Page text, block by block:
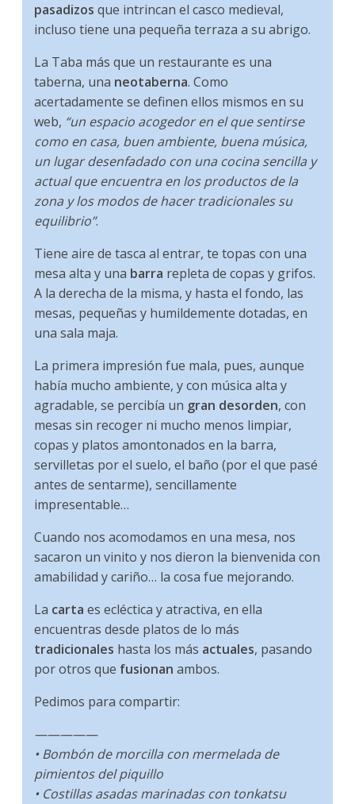
pasadizos que intrincan el casco medieval,
incluso tiene una pequeña terraza a su abrigo.
La Taba más que un restaurante es una
taberna, una neotaberna. Como
acertadamente se definen ellos mismos en su
web, “un espacio acogedor en el que sentirse
como en casa, buen ambiente, buena música,
un lugar desenfadado con una cocina sencilla y
actual que encuentra en los productos de la
zona y los modos de hacer tradicionales su
equilibrio”.
Tiene aire de tasca al entrar, te topas con una
mesa alta y una barra repleta de copas y grifos.
A la derecha de la misma, y hasta el fondo, las
mesas, pequeñas y humildemente dotadas, en
una sala maja.
La primera impresión fue mala, pues, aunque
había mucho ambiente, y con música alta y
agradable, se percibía un gran desorden, con
mesas sin recoger ni mucho menos limpiar,
copas y platos amontonados en la barra,
servilletas por el suelo, el baño (por el que pasé
antes de sentarme), sencillamente
impresentable…
Cuando nos acomodamos en una mesa, nos
sacaron un vinito y nos dieron la bienvenida con
amabilidad y cariño… la cosa fue mejorando.
La carta es ecléctica y atractiva, en ella
encuentras desde platos de lo más
tradicionales hasta los más actuales, pasando
por otros que fusionan ambos.
Pedimos para compartir:
—————
• Bombón de morcilla con mermelada de
pimientos del piquillo
• Costillas asadas marinadas con tonkatsu